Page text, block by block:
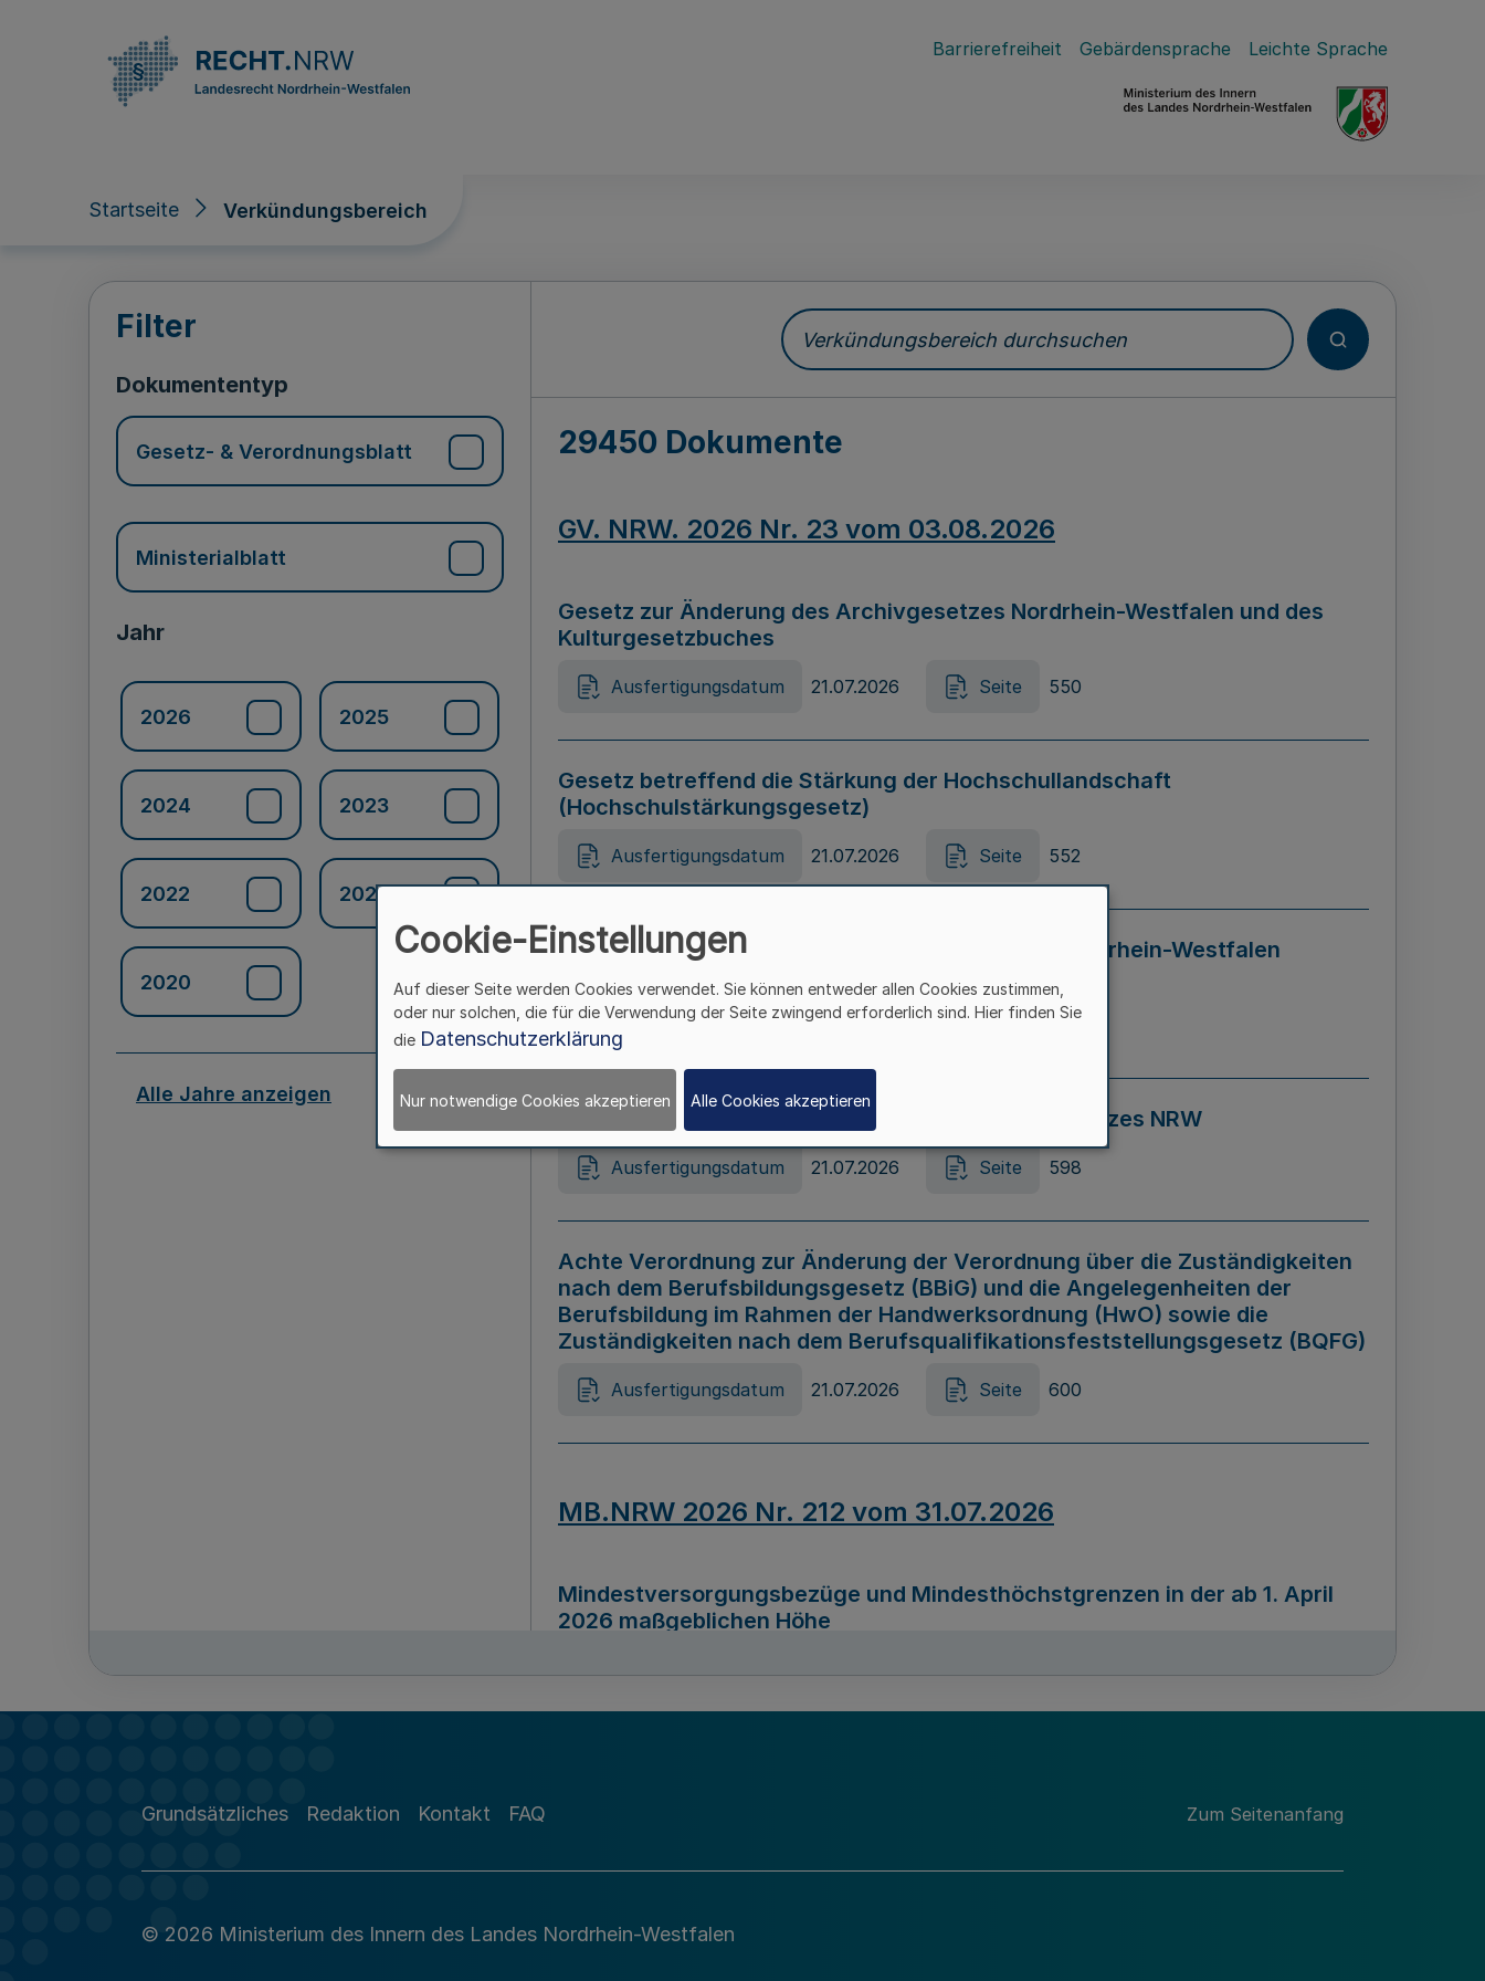
Barrierefreiheit Gebärdensprache Leichte Sprache
Startseite Verkündungsbereich
Verkündungsbereich
Filter
Dokumententyp
Gesetz- & Verordnungsblatt
Ministerialblatt
Jahr
2026 2025
2024 2023
2022 2021
2020
Alle Jahre anzeigen
Verkündungsbereich durchsuchen
29450 Dokumente
GV. NRW. 2026 Nr. 23 vom 03.08.2026
Gesetz zur Änderung des Archivgesetzes Nordrhein-Westfalen und des
Kulturgesetzbuches
Ausfertigungsdatum 21.07.2026 Seite 550
Gesetz betreffend die Stärkung der Hochschullandschaft
(Hochschulstärkungsgesetz)
Ausfertigungsdatum 21.07.2026 Seite 552
Gesetz zur Vermeidung von Diskriminierung in Nordrhein-Westfalen
(Landesantidiskriminierungsgesetz – LADG NRW)
Ausfertigungsdatum 21.07.2026 Seite 595
Gesetz zur Änderung des Online-Casinospiel Gesetzes NRW
Ausfertigungsdatum 21.07.2026 Seite 598
Achte Verordnung zur Änderung der Verordnung über die Zuständigkeiten
nach dem Berufsbildungsgesetz (BBiG) und die Angelegenheiten der
Berufsbildung im Rahmen der Handwerksordnung (HwO) sowie die
Zuständigkeiten nach dem Berufsqualifikationsfeststellungsgesetz (BQFG)
Ausfertigungsdatum 21.07.2026 Seite 600
MB.NRW 2026 Nr. 212 vom 31.07.2026
Mindestversorgungsbezüge und Mindesthöchstgrenzen in der ab 1. April
2026 maßgeblichen Höhe
Richtlinie zur Durchführung des Förderprogramms „Mittelstand Innovativ &
Grundsätzliches Redaktion Kontakt FAQ Zum Seitenanfang
© 2026 Ministerium des Innern des Landes Nordrhein-Westfalen
Cookie-Einstellungen
Auf dieser Seite werden Cookies verwendet. Sie können entweder allen Cookies zustimmen,
oder nur solchen, die für die Verwendung der Seite zwingend erforderlich sind. Hier finden Sie
die Datenschutzerklärung
Nur notwendige Cookies akzeptieren Alle Cookies akzeptieren